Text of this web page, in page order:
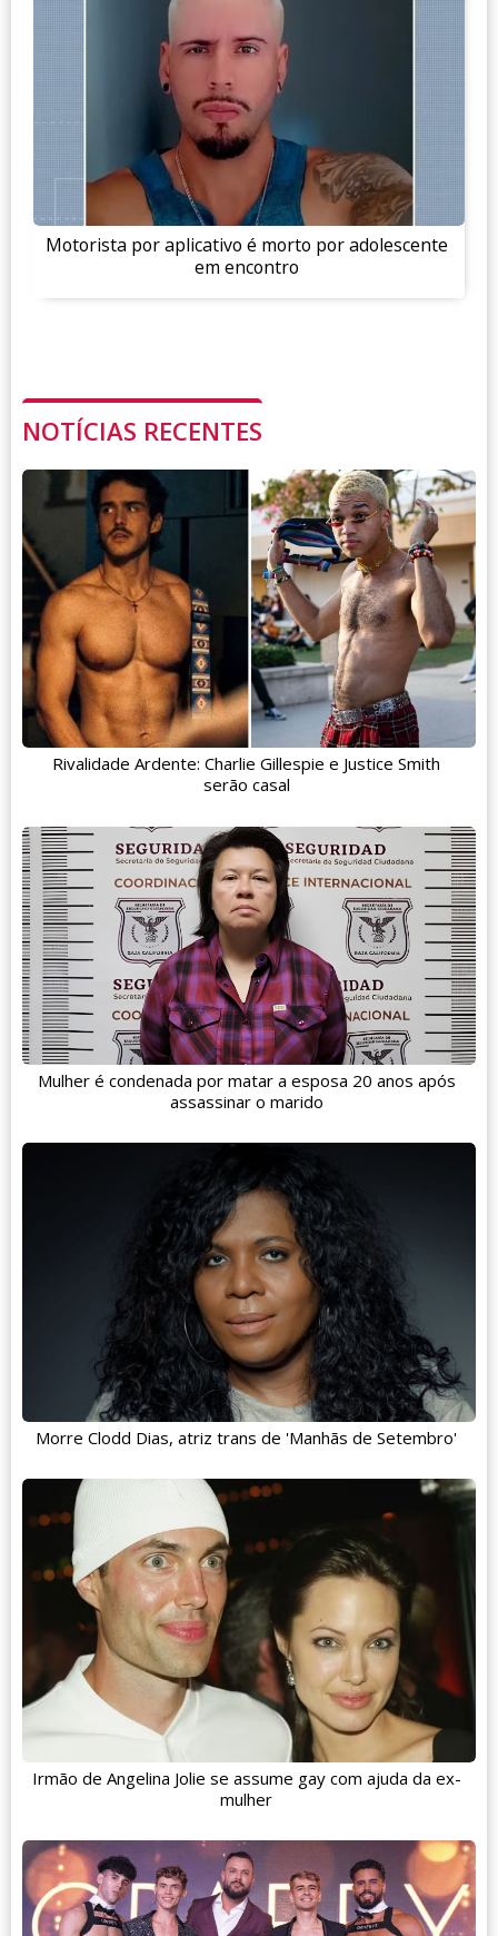
Motorista por aplicativo é morto por adolescente
em encontro
NOTÍCIAS RECENTES
Rivalidade Ardente: Charlie Gillespie e Justice Smith
serão casal
Mulher é condenada por matar a esposa 20 anos após
assassinar o marido
Morre Clodd Dias, atriz trans de 'Manhãs de Setembro'
Irmão de Angelina Jolie se assume gay com ajuda da ex-
mulher